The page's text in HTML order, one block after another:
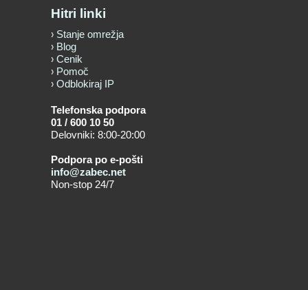
Hitri linki
Stanje omrežja
Blog
Cenik
Pomoč
Odblokiraj IP
Telefonska podpora
01 / 600 10 50
Delovniki: 8:00-20:00
Podpora po e-pošti
info@zabec.net
Non-stop 24/7